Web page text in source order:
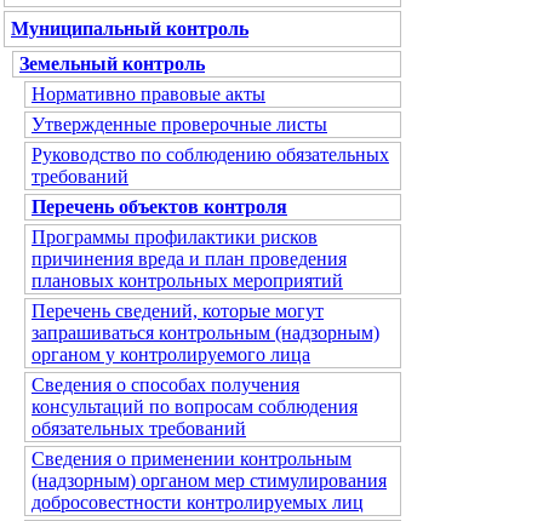
Муниципальный контроль
Земельный контроль
Нормативно правовые акты
Утвержденные проверочные листы
Руководство по соблюдению обязательных
требований
Перечень объектов контроля
Программы профилактики рисков
причинения вреда и план проведения
плановых контрольных мероприятий
Перечень сведений, которые могут
запрашиваться контрольным (надзорным)
органом у контролируемого лица
Сведения о способах получения
консультаций по вопросам соблюдения
обязательных требований
Сведения о применении контрольным
(надзорным) органом мер стимулирования
добросовестности контролируемых лиц